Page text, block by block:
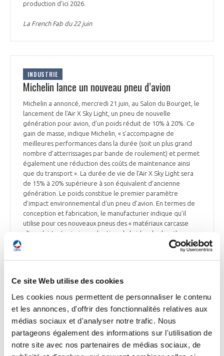
Ce site Web utilise des cookies
Les cookies nous permettent de personnaliser le contenu
et les annonces, d'offrir des fonctionnalités relatives aux
médias sociaux et d'analyser notre trafic. Nous
partageons également des informations sur l'utilisation de
notre site avec nos partenaires de médias sociaux, de
production d’ici 2026.
La French Fab du 22 juin
INDUSTRIE
Michelin lance un nouveau pneu d’avion
Michelin a annoncé, mercredi 21 juin, au Salon du Bourget, le
lancement de l’Air X Sky Light, un pneu de nouvelle
génération pour avion, d’un poids réduit de 10% à 20%. Ce
gain de masse, indique Michelin, « s’accompagne de
meilleures performances dans la durée (soit un plus grand
nombre d’atterrissages par bande de roulement) et permet
également une réduction des coûts de maintenance ainsi
que du transport ». La durée de vie de l’Air X Sky Light sera
de 15% à 20% supérieure à son équivalent d’ancienne
génération. Le poids constitue le premier paramètre
d’impact environnemental d’un pneu d’avion. En termes de
conception et fabrication, le manufacturier indique qu’il
utilise pour ces nouveaux pneus des « matériaux carcasse
ultra-résistants ainsi que des tissus hybrides de dernière
génération ». Le Aix X Sky Light (compatible avec l’offre de
pneu connecté développée en partenariat avec Safran)
L’objectif est ensuite d’étendre cette innovation sur le
marché de l’aviation commerciale.
Le Journal de l’Aviation du 22 juin